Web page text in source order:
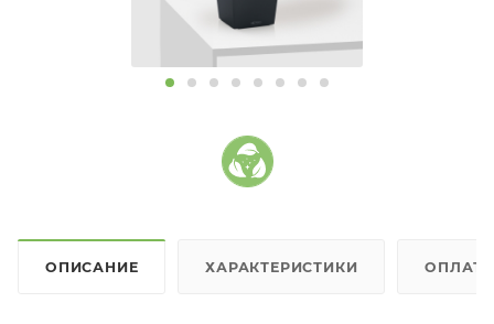
ОПИСАНИЕ ХАРАКТЕРИСТИКИ